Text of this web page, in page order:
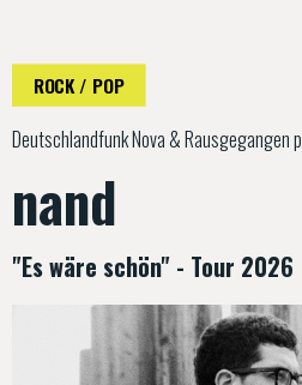
ROCK / POP
Deutschlandfunk Nova & Rausgegangen
nand
"Es wäre schön" - Tour 2026